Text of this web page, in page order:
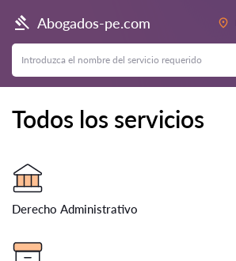
Abogados-pe.com
Todos los servicios
Derecho Administrativo